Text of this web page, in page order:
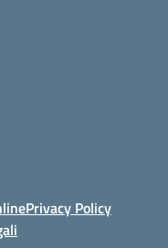
Privacy Policy